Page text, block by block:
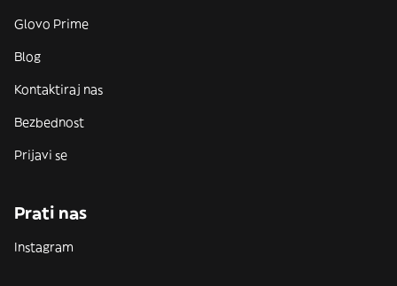
Glovo Prime
Blog
Kontaktiraj nas
Bezbednost
Prijavi se
Prati nas
Instagram